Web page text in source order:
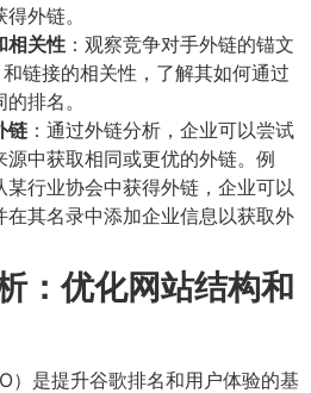
外链。
相关性 ：观察竞争对手外链的锚文
链接的相关性，了解其如何通过
排名。
链 ：通过外链分析，企业可以尝试
源中获取相同或更优的外链。例
行业协会中获得外链，企业可以
在其名录中添加企业信息以获取外
：优化网站结构和
）是提升谷歌排名和用户体验的基